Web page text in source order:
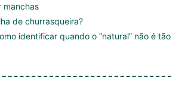
manchas
de churrasqueira?
identificar quando o “natural” não é tão